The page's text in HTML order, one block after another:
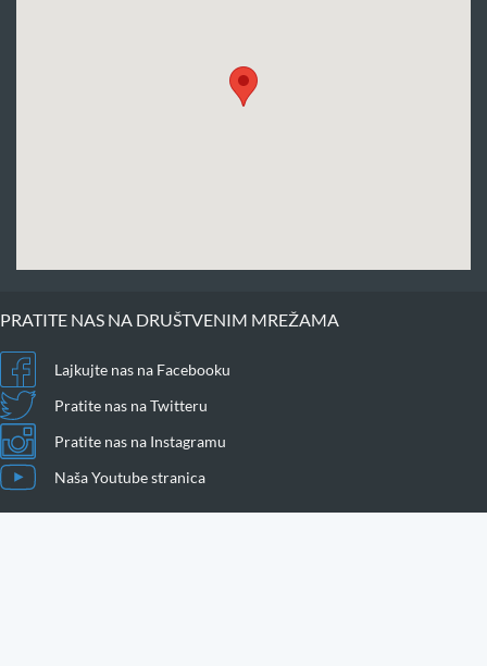
PRATITE NAS NA DRUŠTVENIM MREŽAMA
Lajkujte nas na Facebooku
Pratite nas na Twitteru
Pratite nas na Instagramu
Naša Youtube stranica